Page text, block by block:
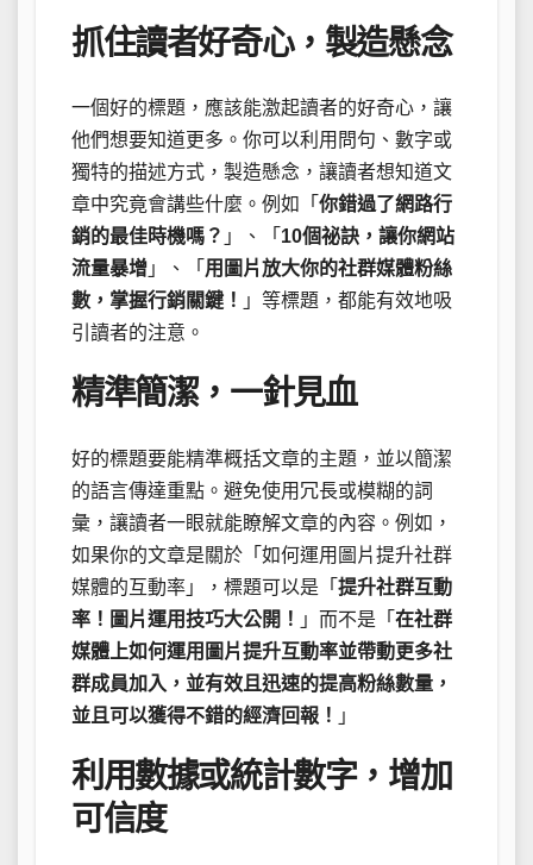
抓住讀者好奇心，製造懸念
一個好的標題，應該能激起讀者的好奇心，讓
他們想要知道更多。你可以利用問句、數字或
獨特的描述方式，製造懸念，讓讀者想知道文
章中究竟會講些什麼。例如「 你錯過了網路行
銷的最佳時機嗎？ 」、「 10個祕訣，讓你網站
流量暴增 」、「 用圖片放大你的社群媒體粉絲
數，掌握行銷關鍵！ 」等標題，都能有效地吸
引讀者的注意。
精準簡潔，一針見血
好的標題要能精準概括文章的主題，並以簡潔
的語言傳達重點。避免使用冗長或模糊的詞
彙，讓讀者一眼就能瞭解文章的內容。例如，
如果你的文章是關於「如何運用圖片提升社群
媒體的互動率」，標題可以是「 提升社群互動
率！圖片運用技巧大公開！ 」而不是「 在社群
媒體上如何運用圖片提升互動率並帶動更多社
群成員加入，並有效且迅速的提高粉絲數量，
並且可以獲得不錯的經濟回報！ 」
利用數據或統計數字，增加
可信度